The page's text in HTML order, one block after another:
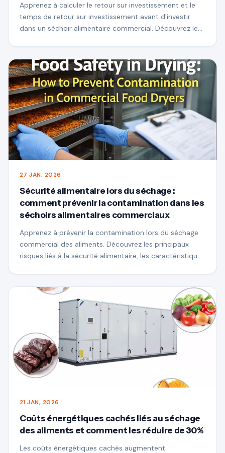
Apprenez à calculer le retour sur investissement et le
temps de retour sur investissement avant d'investir
dans un séchoir alimentaire commercial. Découvrez les
décision intelligente d'investissement dans un
équipement de séchage.
27 JAN, 2026
Sécurité alimentaire lors du séchage :
comment prévenir la contamination dans les
séchoirs alimentaires commerciaux
Apprenez à prévenir la contamination lors du séchage
commercial des aliments. Découvrez les principaux
risques liés à la sécurité alimentaire, les caractéristiques
performances sûres et élevées.-production de qualité.
21 JAN, 2026
Coûts énergétiques cachés liés au séchage
des aliments et comment les réduire de 30%
Les coûts énergétiques cachés augmentent